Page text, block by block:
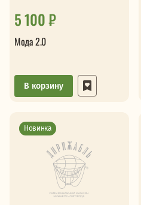
5 100 ₽
Мода 2.0
В корзину
Новинка